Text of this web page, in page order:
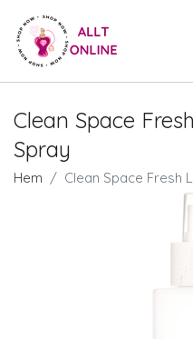
Clean Space
Spray
Hem Clean Space Fresh